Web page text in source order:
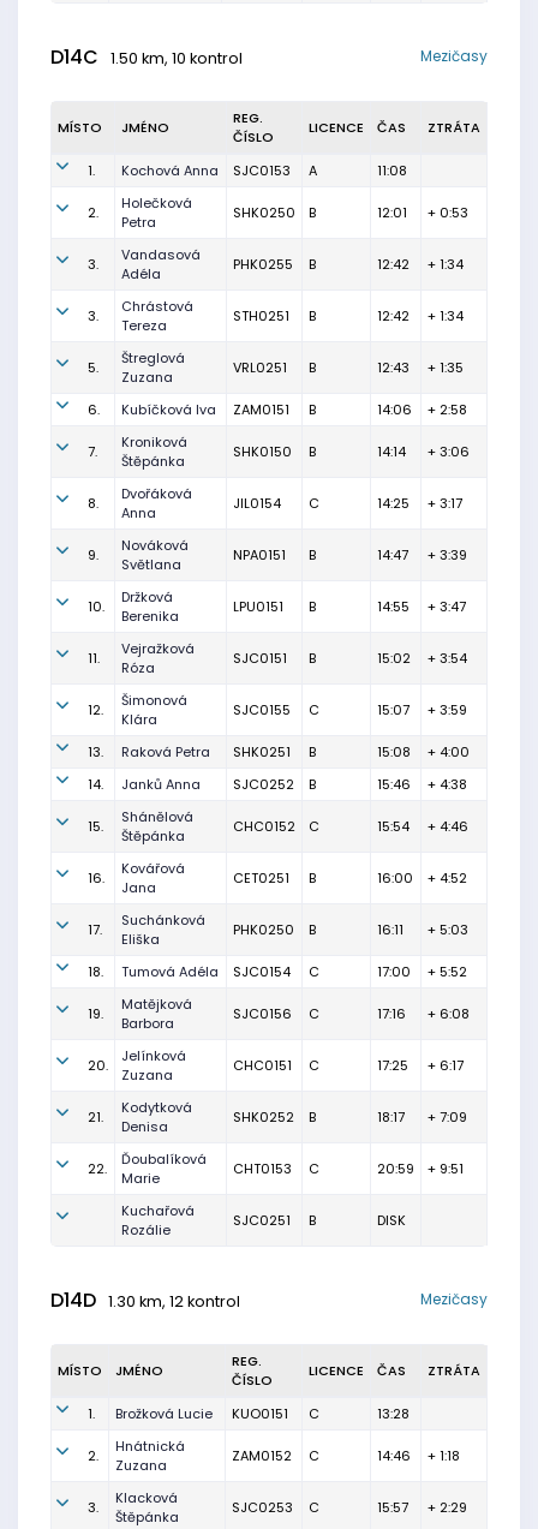
D14C 1.50 km, 10 kontrol Mezičasy
MÍSTO JMÉNO
REG.
ČÍSLO
LICENCE ČAS ZTRÁTA
1. Kochová Anna SJC0153 A 11:08
2.
Holečková
Petra
SHK0250 B 12:01 + 0:53
3.
Vandasová
Adéla
PHK0255 B 12:42 + 1:34
3.
Chrástová
Tereza
STH0251 B 12:42 + 1:34
5.
Štreglová
Zuzana
VRL0251 B 12:43 + 1:35
6. Kubíčková Iva ZAM0151 B 14:06 + 2:58
7.
Kroniková
Štěpánka
SHK0150 B 14:14 + 3:06
8.
Dvořáková
Anna
JIL0154 C 14:25 + 3:17
9.
Nováková
Světlana
NPA0151 B 14:47 + 3:39
10.
Držková
Berenika
LPU0151 B 14:55 + 3:47
11.
Vejražková
Róza
SJC0151 B 15:02 + 3:54
12.
Šimonová
Klára
SJC0155 C 15:07 + 3:59
13. Raková Petra SHK0251 B 15:08
+ 4:00
14.
Janků Anna SJC0252 B 15:46 + 4:38
15.
Shánělová
Štěpánka
CHC0152 C 15:54 + 4:46
16.
Kovářová
Jana
CET0251 B 16:00 + 4:52
17.
Suchánková
Eliška
PHK0250 B 16:11 + 5:03
18. Tumová Adéla SJC0154 C 17:00 + 5:52
19.
Matějková
Barbora
SJC0156 C 17:16 + 6:08
20.
Jelínková
Zuzana
CHC0151 C 17:25 + 6:17
21.
Kodytková
Denisa
SHK0252 B 18:17 + 7:09
22.
Ďoubalíková
Marie
CHT0153 C 20:59 + 9:51
Kuchařová
Rozálie
SJC0251 B DISK
D14D 1.30 km, 12 kontrol Mezičasy
MÍSTO JMÉNO
REG.
ČÍSLO
LICENCE ČAS ZTRÁTA
1. Brožková Lucie KUO0151 C 13:28
2.
Hnátnická
Zuzana
ZAM0152 C 14:46 + 1:18
3.
Klacková
Štěpánka
SJC0253 C 15:57 + 2:29